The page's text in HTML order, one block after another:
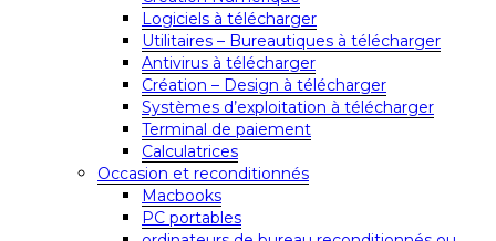
Logiciels à télécharger
Utilitaires – Bureautiques à télécharger
Antivirus à télécharger
Création – Design à télécharger
Systèmes d’exploitation à télécharger
Terminal de paiement
Calculatrices
Occasion et reconditionnés
Macbooks
PC portables